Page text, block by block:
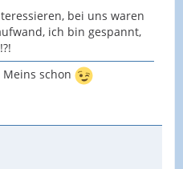
bei uns waren
ich bin gespannt,
Meins schon